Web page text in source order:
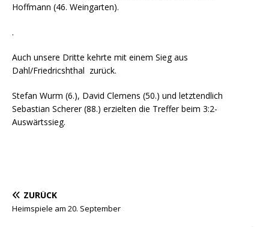
Hoffmann (46. Weingarten).
.
Auch unsere Dritte kehrte mit einem Sieg aus
Dahl/Friedricshthal zurück.
Stefan Wurm (6.), David Clemens (50.) und letztendlich
Sebastian Scherer (88.) erzielten die Treffer beim 3:2-
Auswärtssieg.
ZURÜCK
Heimspiele am 20. September